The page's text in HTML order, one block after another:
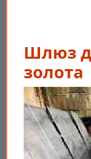
Шлюз
золота